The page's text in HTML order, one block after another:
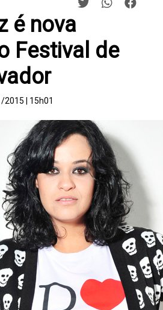
é nova
Festival de
2015 | 15h01